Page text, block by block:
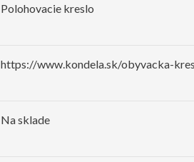
Polohovacie kreslo
https://www.kondela.sk/obyvacka-
Na sklade